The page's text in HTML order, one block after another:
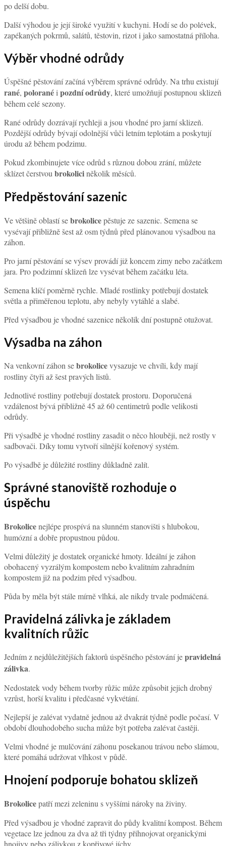
po delší dobu.
Další výhodou je její široké využití v kuchyni. Hodí se do polévek,
zapékaných pokrmů, salátů, těstovin, rizot i jako samostatná příloha.
Výběr vhodné odrůdy
Úspěšné pěstování začíná výběrem správné odrůdy. Na trhu existují
rané, poloranéipozdní odrůdy, které umožňují postupnou sklizeň
během celé sezony.
Rané odrůdy dozrávají rychleji a jsou vhodné pro jarní sklizeň.
Pozdější odrůdy bývají odolnější vůči letním teplotám a poskytují
úrodu až během podzimu.
Pokud zkombinujete více odrůd s různou dobou zrání, můžete
sklízet čerstvoubrokoliciněkolik měsíců.
Předpěstování sazenic
Ve většině oblastí sebrokolicepěstuje ze sazenic. Semena se
vysévají přibližně šest až osm týdnů před plánovanou výsadbou na
záhon.
Pro jarní pěstování se výsev provádí již koncem zimy nebo začátkem
jara. Pro podzimní sklizeň lze vysévat během začátku léta.
Semena klíčí poměrně rychle. Mladé rostlinky potřebují dostatek
světla a přiměřenou teplotu, aby nebyly vytáhlé a slabé.
Před výsadbou je vhodné sazenice několik dní postupně otužovat.
Výsadba na záhon
Na venkovní záhon sebrokolicevysazuje ve chvíli, kdy mají
rostliny čtyři až šest pravých listů.
Jednotlivé rostliny potřebují dostatek prostoru. Doporučená
vzdálenost bývá přibližně 45 až 60 centimetrů podle velikosti
odrůdy.
Při výsadbě je vhodné rostliny zasadit o něco hlouběji, než rostly v
sadbovači. Díky tomu vytvoří silnější kořenový systém.
Po výsadbě je důležité rostliny důkladně zalít.
Správné stanoviště rozhoduje o
úspěchu
Brokolicenejlépe prospívá na slunném stanovišti s hlubokou,
humózní a dobře propustnou půdou.
Velmi důležitý je dostatek organické hmoty. Ideální je záhon
obohacený vyzrálým kompostem nebo kvalitním zahradním
kompostem již na podzim před výsadbou.
Půda by měla být stále mírně vlhká, ale nikdy trvale podmáčená.
Pravidelná zálivka je základem
kvalitních růžic
Jedním z nejdůležitějších faktorů úspěšného pěstování jepravidelná
zálivka.
Nedostatek vody během tvorby růžic může způsobit jejich drobný
vzrůst, horší kvalitu i předčasné vykvétání.
Nejlepší je zalévat vydatně jednou až dvakrát týdně podle počasí. V
období dlouhodobého sucha může být potřeba zalévat častěji.
Velmi vhodné je mulčování záhonu posekanou trávou nebo slámou,
které pomáhá udržovat vlhkost v půdě.
Hnojení podporuje bohatou sklizeň
Brokolicepatří mezi zeleninu s vyššími nároky na živiny.
Před výsadbou je vhodné zapravit do půdy kvalitní kompost. Během
vegetace lze jednou za dva až tři týdny přihnojovat organickými
hnojivy nebo zálivkou z kopřivové jíchy.